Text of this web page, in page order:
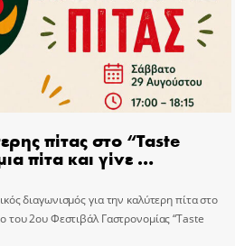
πίτας στο “Taste
πίτα και γίνε …
διαγωνισμός για την καλύτερη πίτα στο
του 2ου Φεστιβάλ Γαστρονομίας “Taste